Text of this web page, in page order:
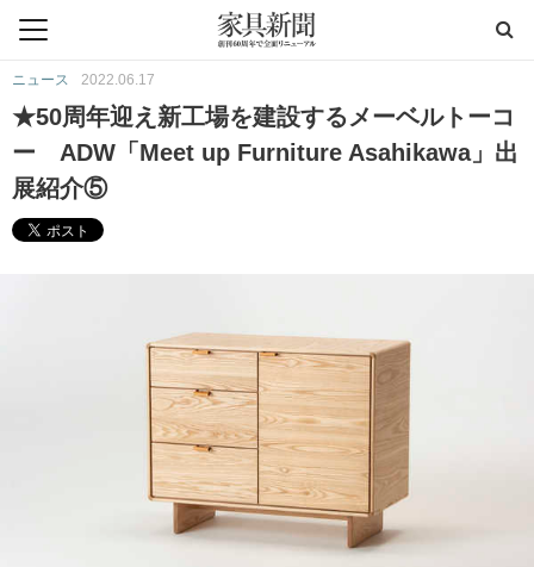
ニュース 2022.06.17
★50周年迎え新工場を建設するメーベルトーコ
ー ADW「Meet up Furniture Asahikawa」出
展紹介⑤